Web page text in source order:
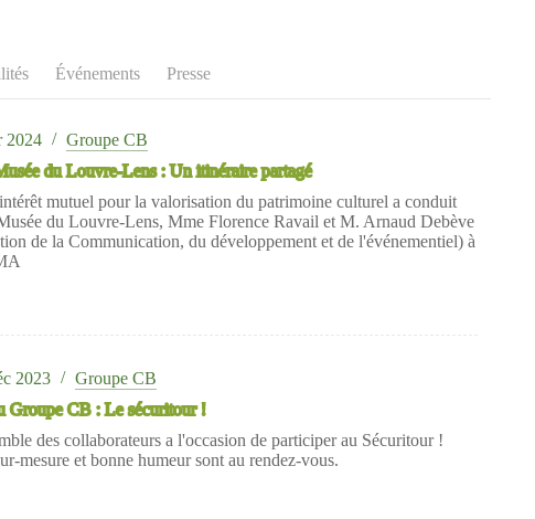
Événements Presse
2024
Groupe CB
du Louvre-Lens : Un itinéraire partagé
mutuel pour la valorisation du patrimoine culturel a conduit
du Louvre-Lens, Mme Florence Ravail et M. Arnaud Debève
de la Communication, du développement et de l'événementiel) à
2023
Groupe CB
Groupe CB : Le sécuritour !
des collaborateurs a l'occasion de participer au Sécuritour !
mesure et bonne humeur sont au rendez-vous.